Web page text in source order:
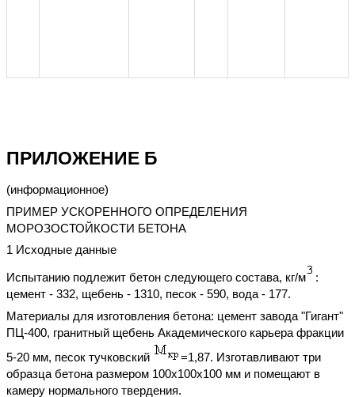
ПРИЛОЖЕНИЕ Б
(информационное)
ПРИМЕР УСКОРЕННОГО ОПРЕДЕЛЕНИЯ
МОРОЗОСТОЙКОСТИ БЕТОНА
1 Исходные данные
Испытанию подлежит бетон следующего состава, кг/м
:
цемент - 332, щебень - 1310, песок - 590, вода - 177.
Материалы для изготовления бетона: цемент завода "Гигант"
ПЦ-400, гранитный щебень Академического карьера фракции
5-20 мм, песок тучковский
=1,87. Изготавливают три
образца бетона размером 100х100х100 мм и помещают в
камеру нормального твердения.